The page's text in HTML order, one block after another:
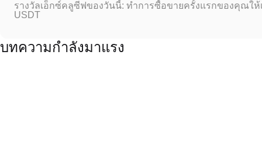
รางวัลเอ็กซ์คลูซีฟของวันนี้: ทำการซื้อขายครั้งแรกของคุณใ
USDT
บทความกำลังมาแรง